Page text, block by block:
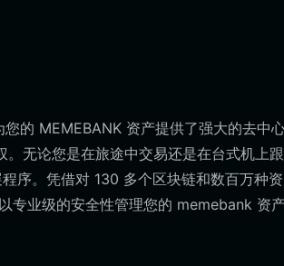
的 MEMEBANK 资产提供了强大的去中
无论您是在旅途中交易还是在台式机上
序。凭借对 130 多个区块链和数百万种
专业级的安全性管理您的 memebank 资产